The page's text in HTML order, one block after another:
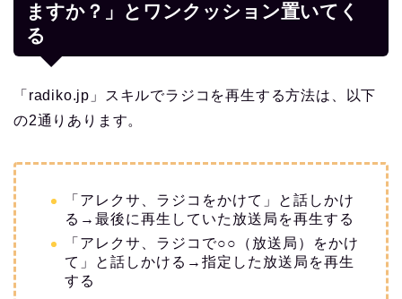
ますか？」とワンクッション置いてく
る
「radiko.jp」スキルでラジコを再生する方法は、以下
の2通りあります。
「アレクサ、ラジコをかけて」と話しかけ
る→最後に再生していた放送局を再生する
「アレクサ、ラジコで○○（放送局）をかけ
て」と話しかける→指定した放送局を再生
する